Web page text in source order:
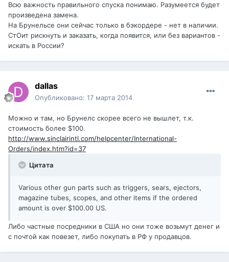
Всю важность правильного спуска понимаю. Разумеется будет
произведена замена.
На Брунельсе они сейчас только в бэкордере - нет в наличии.
СтОит рискнуть и заказать, когда появится, или без вариантов -
искать в России?
dаllаs
Опубликовано: 17 марта 2014
Можно и там, но Брунелс скорее всего не вышлет, т.к.
стоимость более $100.
http://www.sinclairintl.com/helpcenter/International-
Orders/index.htm?id=37
Цитата
Various other gun parts such as triggers, sears, ejectors,
magazine tubes, scopes, and other items if the ordered
amount is over $100.00 US.
Либо частные посредники в США но они тоже возьмут денег и
с почтой как повезет, либо покупать в РФ у продавцов.